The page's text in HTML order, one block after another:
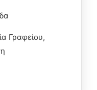
Γραφείου